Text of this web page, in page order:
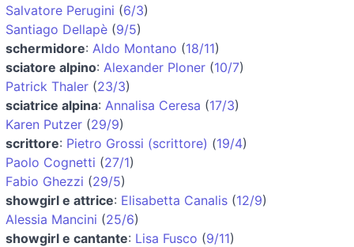
Salvatore Perugini (6/3)
Santiago Dellapè (9/5)
schermidore: Aldo Montano (18/11)
sciatore alpino: Alexander Ploner (10/7)
Patrick Thaler (23/3)
sciatrice alpina: Annalisa Ceresa (17/3)
Karen Putzer (29/9)
scrittore: Pietro Grossi (scrittore) (19/4)
Paolo Cognetti (27/1)
Fabio Ghezzi (29/5)
showgirl e attrice: Elisabetta Canalis (12/9)
Alessia Mancini (25/6)
showgirl e cantante: Lisa Fusco (9/11)